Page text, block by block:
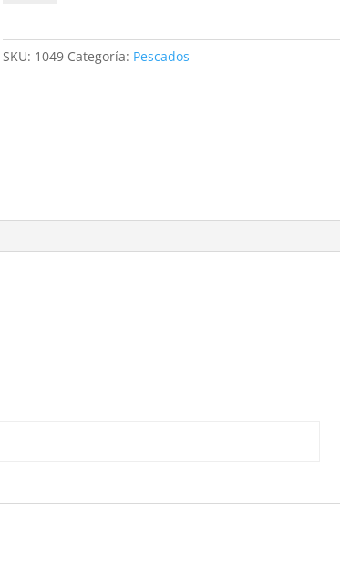
SKU: 1049 Categoría: Pescados